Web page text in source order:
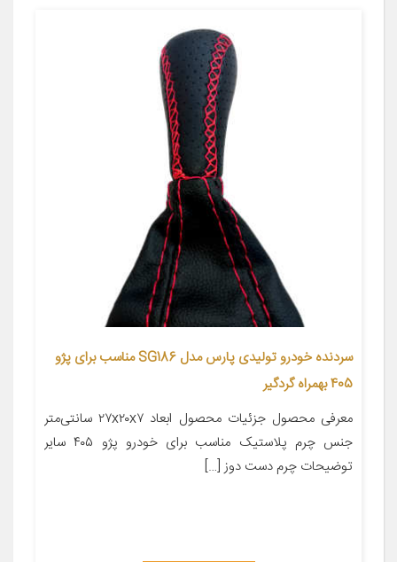
سردنده خودرو تولیدی پارس مدل SG186 مناسب برای پژو
405 بهمراه گردگیر
معرفی محصول جزئیات محصول ابعاد ۲۷x۲۰x۷ سانتی‌متر
جنس چرم پلاستیک مناسب برای خودرو پژو ۴۰۵ سایر
توضیحات چرم دست دوز […]